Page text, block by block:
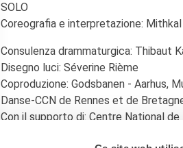
SOLO
Coreografia e interpretazione:
Consulenza drammaturgica: Thibaut
Disegno luci: Séverine Rième
Coproduzione: Godsbanen - Aarhus,
Danse-CCN de Rennes et de
Con il supporto di: Centre National